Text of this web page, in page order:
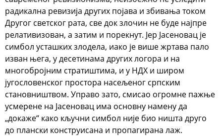
радикална ревизија других појава и збивања током
Другог светског рата, све док злочин не буде најпре
релативизован, а затим и порекнут. Јер Јасеновац је
симбол усташких злодела, иако је више жртава пало
изван њега, у десетинама других логора и на
многобројним стратиштима, и у НДХ и широм
југословенског простора насељеног српским
становништвом. Управо зато, смисао огромне пажње
усмерене на Јасеновац има основну намену да
„докаже“ како кључни симбол није био ништа друго
до плански конструисана и пропагирана лаж.